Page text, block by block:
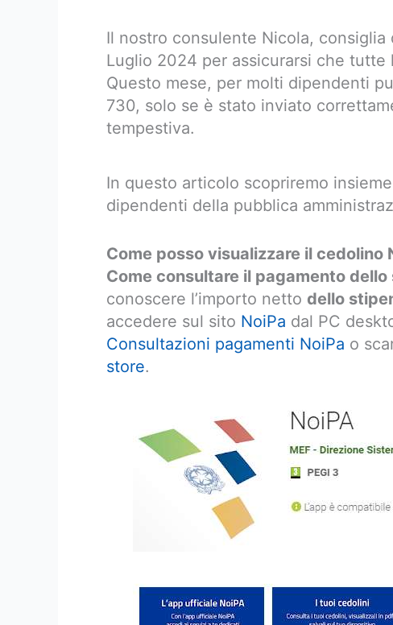
Il nostro consulente Nicola,
Luglio 2024 per assicurarsi che
Questo mese, per molti dipendenti
730, solo se è stato inviato
tempestiva.
In questo articolo scopriremo
dipendenti della pubblica
Come posso visualizzare il cedolino
Come consultare il pagamento
conoscere l’importo netto dello
accedere sul sito NoiPa dal PC
Consultazioni pagamenti NoiPa o
store.